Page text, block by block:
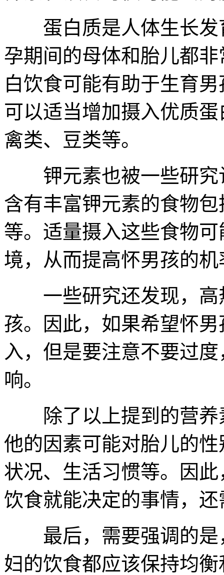
蛋白质是人体生长发
孕期间的母体和胎儿都
白饮食可能有助于生育
可以适当增加摄入优质
禽类、豆类等。
钾元素也被一些研究
含有丰富钾元素的食物
等。适量摄入这些食物
境，从而提高怀男孩的机
一些研究还发现，高
孩。因此，如果希望怀
入，但是要注意不要过
响。
除了以上提到的营养
他的因素可能对胎儿的
状况、生活习惯等。因
饮食就能决定的事情，
最后，需要强调的是
妇的饮食都应该保持均